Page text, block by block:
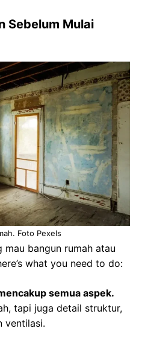
Sebelum Mulai
Foto Pexels
bangun rumah atau
what you need to do:
semua aspek.
tapi juga detail struktur,
ventilasi.